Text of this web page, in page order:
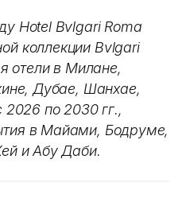
Hotel Bvlgari Roma
коллекции Bvlgari
отели в Милане,
Дубае, Шанхае,
по 2030 гг.,
в Майами, Бодруме,
и Абу Даби.